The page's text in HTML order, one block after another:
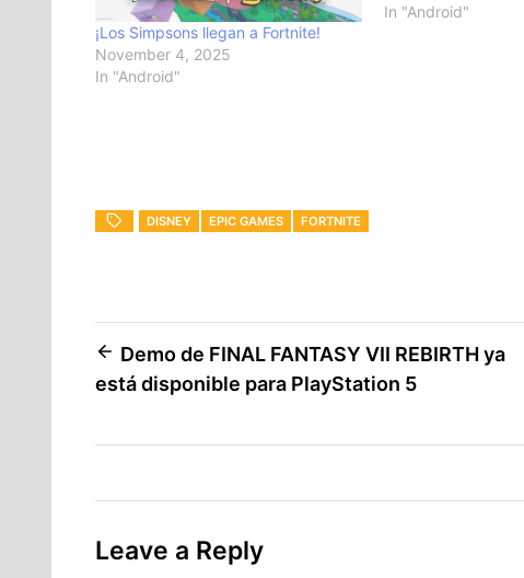
¡Los Simpsons llegan a Fortnite!
November 4, 2025
In "Android"
In "Android"
DISNEY EPIC GAMES FORTNITE
Post
navigation
Demo de FINAL FANTASY VII REBIRTH ya
está disponible para PlayStation 5
Leave a Reply